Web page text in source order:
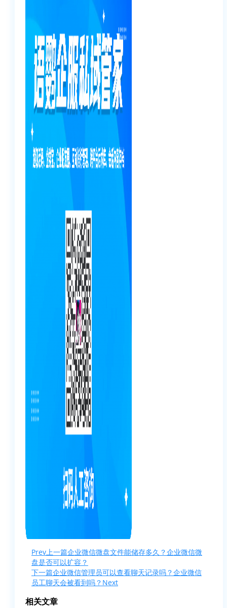
Prev上一篇企业微信微盘文件能储存多久？企业微信微
盘是否可以扩容？
下一篇企业微信管理员可以查看聊天记录吗？企业微信
员工聊天会被看到吗？ Next
相关文章